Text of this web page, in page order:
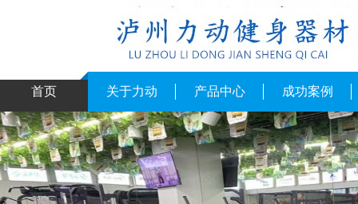
首页 关于力动 产品中心 成功案例